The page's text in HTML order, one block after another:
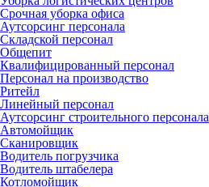
Срочная уборка офиса
Аутсорсинг персонала
Складской персонал
Общепит
Квалифицированный персонал
Персонал на производство
Ритейл
Линейный персонал
Аутсорсинг строительного персонала
Автомойщик
Сканировщик
Водитель погрузчика
Водитель штабелера
Котломойщик